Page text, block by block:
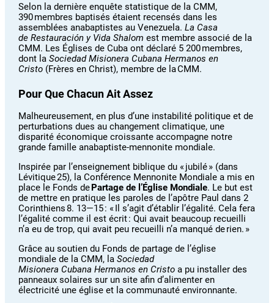
Selon la dernière enquête statistique de la CMM,
390 membres baptisés étaient recensés dans les
assemblées anabaptistes au Venezuela.La Casa
de Restauración y Vida Shalom est membre associé de la
CMM. Les Églises de Cuba ont déclaré 5 200 membres,
dont laSociedad Misionera Cubana Hermanos en
Cristo (Frères en Christ), membre de la CMM.
Pour Que Chacun Ait Assez
Malheureusement, en plus d’une instabilité politique et de
perturbations dues au changement climatique, une
disparité économique croissante accompagne notre
grande famille anabaptiste-mennonite mondiale.
Inspirée par l’enseignement biblique du « jubilé » (dans
Lévitique 25), la Conférence Mennonite Mondiale a mis en
place le Fonds dePartage de l’Église Mondiale. Le but est
de mettre en pratique les paroles de l’apôtre Paul dans 2
Corinthiens 8. 13—15 : « Il s’agit d’établir l’égalité. Cela fera
l’égalité comme il est écrit : Qui avait beaucoup recueilli
n’a eu de trop, qui avait peu recueilli n’a manqué de rien. »
Grâce au soutien du Fonds de partage de l’église
mondiale de la CMM, laSociedad
Misionera Cubana Hermanos en Cristo a pu installer des
panneaux solaires sur un site afin d’alimenter en
électricité une église et la communauté environnante.